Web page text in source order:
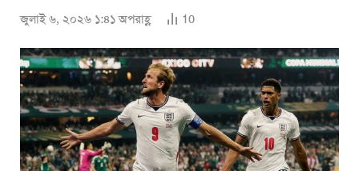
জুলাই ৬, ২০২৬ ১:৪১ অপরাহ্ণ 10